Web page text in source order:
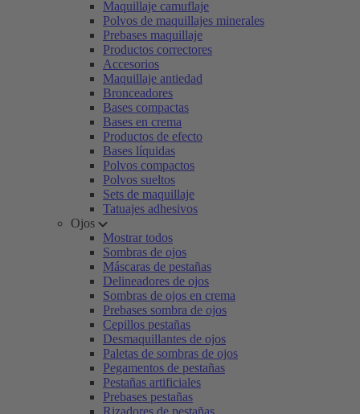
Maquillaje camuflaje
Polvos de maquillajes minerales
Prebases maquillaje
Productos correctores
Accesorios
Maquillaje antiedad
Bronceadores
Bases compactas
Bases en crema
Productos de efecto
Bases líquidas
Polvos compactos
Polvos sueltos
Sets de maquillaje
Tatuajes adhesivos
Ojos
Mostrar todos
Sombras de ojos
Máscaras de pestañas
Delineadores de ojos
Sombras de ojos en crema
Prebases sombra de ojos
Cepillos pestañas
Desmaquillantes de ojos
Paletas de sombras de ojos
Pegamentos de pestañas
Pestañas artificiales
Prebases pestañas
Rizadores de pestañas